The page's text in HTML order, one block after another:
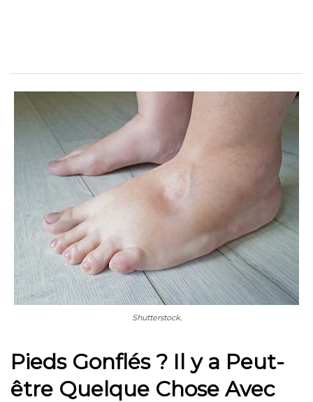
Shutterstock.
Pieds Gonflés ? Il y a Peut-
être Quelque Chose Avec